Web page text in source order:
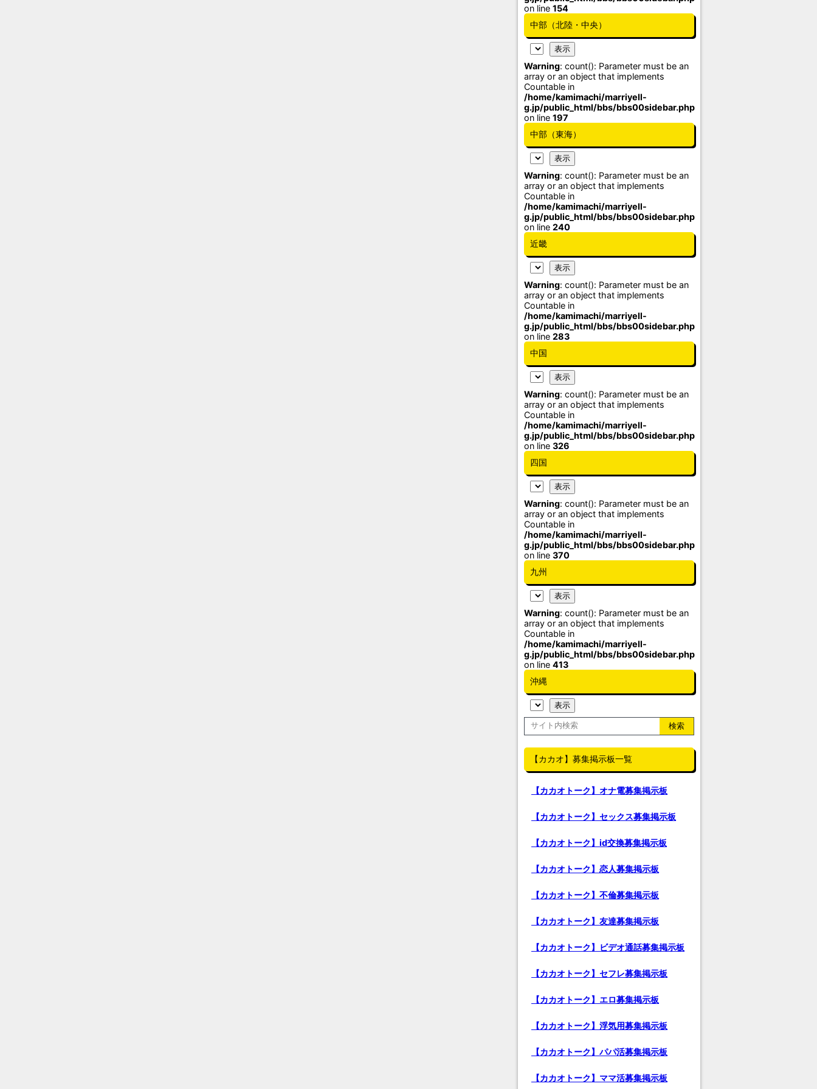
on line 154
中部（北陸・中央）
Warning: count(): Parameter must be an
array or an object that implements
Countable in
/home/kamimachi/marriyell-
g.jp/public_html/bbs/bbs00sidebar.php
on line 197
中部（東海）
Warning: count(): Parameter must be an
array or an object that implements
Countable in
/home/kamimachi/marriyell-
g.jp/public_html/bbs/bbs00sidebar.php
on line 240
近畿
Warning: count(): Parameter must be an
array or an object that implements
Countable in
/home/kamimachi/marriyell-
g.jp/public_html/bbs/bbs00sidebar.php
on line 283
中国
Warning: count(): Parameter must be an
array or an object that implements
Countable in
/home/kamimachi/marriyell-
g.jp/public_html/bbs/bbs00sidebar.php
on line 326
四国
Warning: count(): Parameter must be an
array or an object that implements
Countable in
/home/kamimachi/marriyell-
g.jp/public_html/bbs/bbs00sidebar.php
on line 370
九州
Warning: count(): Parameter must be an
array or an object that implements
Countable in
/home/kamimachi/marriyell-
g.jp/public_html/bbs/bbs00sidebar.php
on line 413
沖縄
【カカオ】募集掲示板一覧
【カカオトーク】オナ電募集掲示板
【カカオトーク】セックス募集掲示板
【カカオトーク】id交換募集掲示板
【カカオトーク】恋人募集掲示板
【カカオトーク】不倫募集掲示板
【カカオトーク】友達募集掲示板
【カカオトーク】ビデオ通話募集掲示板
【カカオトーク】セフレ募集掲示板
【カカオトーク】エロ募集掲示板
【カカオトーク】浮気用募集掲示板
【カカオトーク】パパ活募集掲示板
【カカオトーク】ママ活募集掲示板